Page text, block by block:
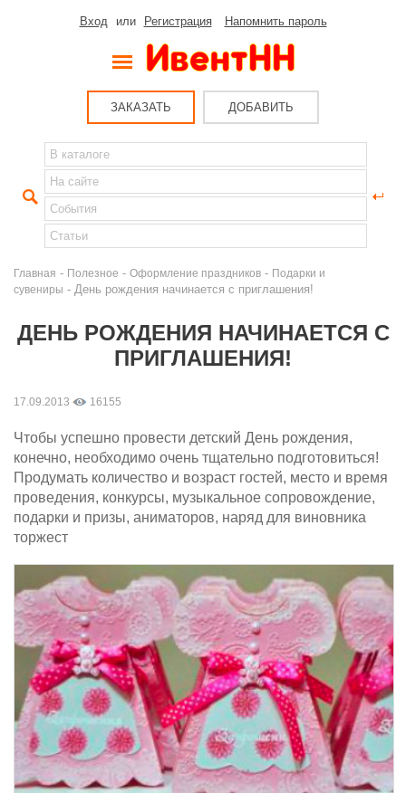
Вход или Регистрация Напомнить пароль
ЗАКАЗАТЬ ДОБАВИТЬ
Главная - Полезное - Оформление праздников - Подарки и
сувениры - День рождения начинается с приглашения!
ДЕНЬ РОЖДЕНИЯ НАЧИНАЕТСЯ С
ПРИГЛАШЕНИЯ!
17.09.2013 16155
Чтобы успешно провести детский День рождения,
конечно, необходимо очень тщательно подготовиться!
Продумать количество и возраст гостей, место и время
проведения, конкурсы, музыкальное сопровождение,
подарки и призы, аниматоров, наряд для виновника
торжест